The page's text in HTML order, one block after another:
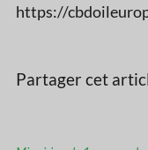
https://
Partager cet